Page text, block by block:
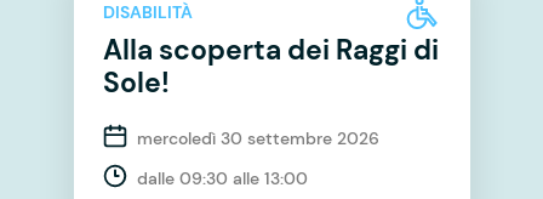
DISABILITÀ
Alla scoperta dei Raggi di
Sole!
mercoledì 30 settembre 2026
dalle 09:30 alle 13:00